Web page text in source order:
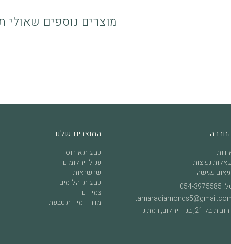
מוצרים נוספים שאולי
נפוצות
פגישה
תובל 21, בניין יהלום, רמת גן
המוצרים שלנו
טבעות אירוסין
עגילי יהלומים
שרשראות
טבעות יהלומים
צמידים
מדריך מידות טבעת